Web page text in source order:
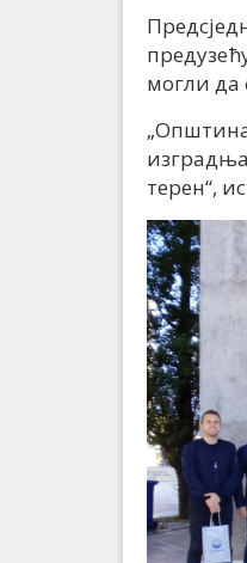
могли
терен“,